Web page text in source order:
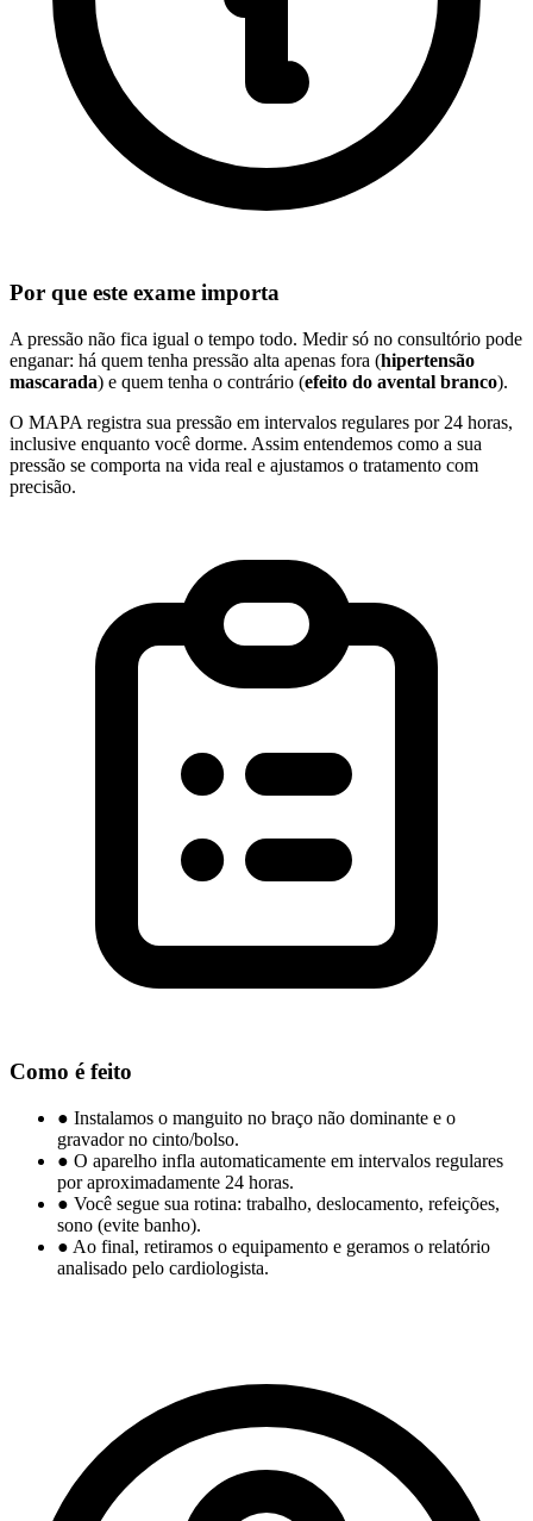
Por que este exame importa
A pressão não fica igual o tempo todo. Medir só no consultório pode
enganar: há quem tenha pressão alta apenas fora (hipertensão
mascarada) e quem tenha o contrário (efeito do avental branco).
O MAPA registra sua pressão em intervalos regulares por 24 horas,
inclusive enquanto você dorme. Assim entendemos como a sua
pressão se comporta na vida real e ajustamos o tratamento com
precisão.
Como é feito
● Instalamos o manguito no braço não dominante e o
gravador no cinto/bolso.
● O aparelho infla automaticamente em intervalos regulares
por aproximadamente 24 horas.
● Você segue sua rotina: trabalho, deslocamento, refeições,
sono (evite banho).
● Ao final, retiramos o equipamento e geramos o relatório
analisado pelo cardiologista.